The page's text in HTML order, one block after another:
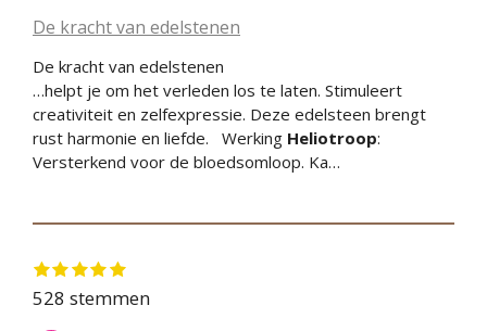
De kracht van edelstenen
De kracht van edelstenen
…helpt je om het verleden los te laten. Stimuleert
creativiteit en zelfexpressie. Deze edelsteen brengt
rust harmonie en liefde. Werking Heliotroop:
Versterkend voor de bloedsomloop. Ka…
R
a
1
t
2
t
3
t
4
t
5
t
S
t
528 stemmen